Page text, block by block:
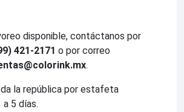
disponible, contáctanos por
421-2171 o por correo
.
la república por estafeta
5 días.